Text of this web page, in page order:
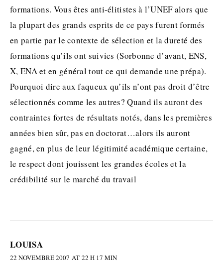
formations. Vous êtes anti-élitistes à l’UNEF alors que
la plupart des grands esprits de ce pays furent formés
en partie par le contexte de sélection et la dureté des
formations qu’ils ont suivies (Sorbonne d’avant, ENS,
X, ENA et en général tout ce qui demande une prépa).
Pourquoi dire aux faqueux qu’ils n’ont pas droit d’être
sélectionnés comme les autres? Quand ils auront des
contraintes fortes de résultats notés, dans les premières
années bien sûr, pas en doctorat…alors ils auront
gagné, en plus de leur légitimité académique certaine,
le respect dont jouissent les grandes écoles et la
crédibilité sur le marché du travail
LOUISA
22 NOVEMBRE 2007 AT 22 H 17 MIN